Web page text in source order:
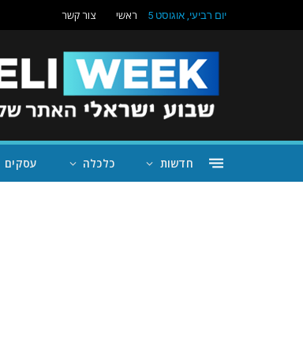
יום רביעי, אוגוסט 5 ראשי צור קשר
חדשות כלכלה עסקים